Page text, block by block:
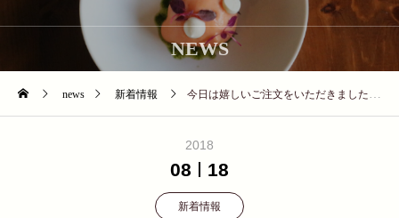
NEWS
news 新着情報 今日は嬉しいご注文をいただきました！！
2018
08 18
新着情報